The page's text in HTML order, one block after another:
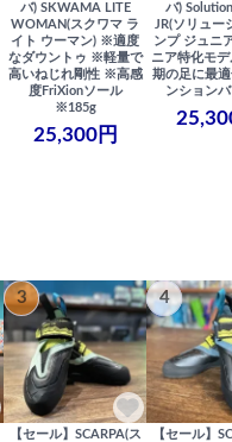
バ) SKWAMA LITE
WOMAN(スクワマ ラ
イト ウーマン) ※適度
なダウントゥ ※軽量で
高いねじれ剛性 ※高感
度FriXionソール
※185g
25,300円
バ)
JR(ソリュー
ンプ ジュニ
ニア特化モ
期の足に最
ンション
3
【セール】SCARPA(ス
4
【セール】